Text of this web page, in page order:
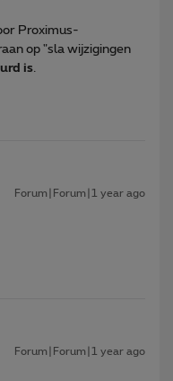
Proximus-
op "sla wijzigingen
is
Forum|Forum|1 year ago
Forum|Forum|1 year ago